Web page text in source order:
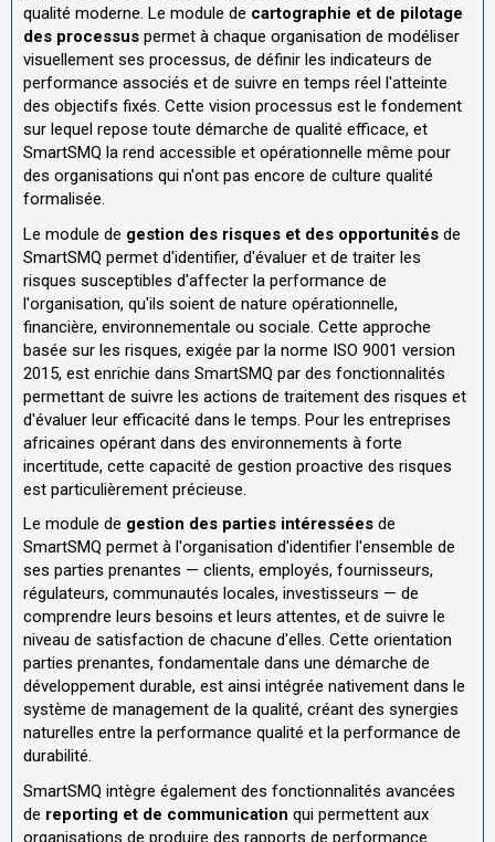
qualité moderne. Le module de cartographie et de pilotage
des processus permet à chaque organisation de modéliser
visuellement ses processus, de définir les indicateurs de
performance associés et de suivre en temps réel l'atteinte
des objectifs fixés. Cette vision processus est le fondement
sur lequel repose toute démarche de qualité efficace, et
SmartSMQ la rend accessible et opérationnelle même pour
des organisations qui n'ont pas encore de culture qualité
formalisée.
Le module de gestion des risques et des opportunités de
SmartSMQ permet d'identifier, d'évaluer et de traiter les
risques susceptibles d'affecter la performance de
l'organisation, qu'ils soient de nature opérationnelle,
financière, environnementale ou sociale. Cette approche
basée sur les risques, exigée par la norme ISO 9001 version
2015, est enrichie dans SmartSMQ par des fonctionnalités
permettant de suivre les actions de traitement des risques et
d'évaluer leur efficacité dans le temps. Pour les entreprises
africaines opérant dans des environnements à forte
incertitude, cette capacité de gestion proactive des risques
est particulièrement précieuse.
Le module de gestion des parties intéressées de
SmartSMQ permet à l'organisation d'identifier l'ensemble de
ses parties prenantes — clients, employés, fournisseurs,
régulateurs, communautés locales, investisseurs — de
comprendre leurs besoins et leurs attentes, et de suivre le
niveau de satisfaction de chacune d'elles. Cette orientation
parties prenantes, fondamentale dans une démarche de
développement durable, est ainsi intégrée nativement dans le
système de management de la qualité, créant des synergies
naturelles entre la performance qualité et la performance de
durabilité.
SmartSMQ intègre également des fonctionnalités avancées
de reporting et de communication qui permettent aux
organisations de produire des rapports de performance